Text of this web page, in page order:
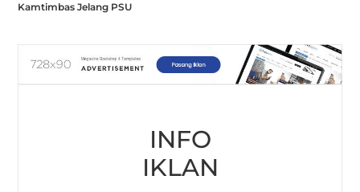
Kamtimbas Jelang PSU
INFO
IKLAN